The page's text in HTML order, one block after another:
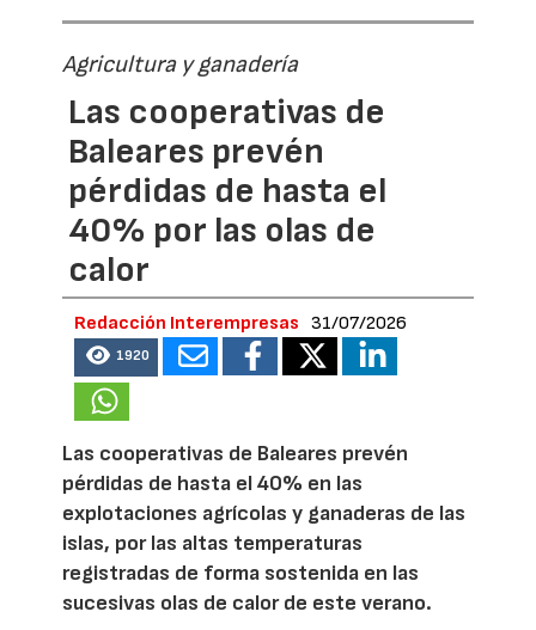
Agricultura y ganadería
Las cooperativas de
Baleares prevén
pérdidas de hasta el
40% por las olas de
calor
Redacción Interempresas 31/07/2026
1920
Las cooperativas de Baleares prevén
pérdidas de hasta el 40% en las
explotaciones agrícolas y ganaderas de las
islas, por las altas temperaturas
registradas de forma sostenida en las
sucesivas olas de calor de este verano.